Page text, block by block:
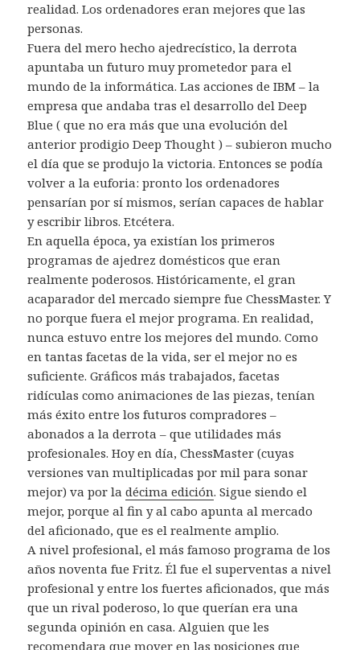
realidad. Los ordenadores eran mejores que las
personas.
Fuera del mero hecho ajedrecístico, la derrota
apuntaba un futuro muy prometedor para el
mundo de la informática. Las acciones de IBM – la
empresa que andaba tras el desarrollo del Deep
Blue ( que no era más que una evolución del
anterior prodigio Deep Thought ) – subieron mucho
el día que se produjo la victoria. Entonces se podía
volver a la euforia: pronto los ordenadores
pensarían por sí mismos, serían capaces de hablar
y escribir libros. Etcétera.
En aquella época, ya existían los primeros
programas de ajedrez domésticos que eran
realmente poderosos. Históricamente, el gran
acaparador del mercado siempre fue ChessMaster. Y
no porque fuera el mejor programa. En realidad,
nunca estuvo entre los mejores del mundo. Como
en tantas facetas de la vida, ser el mejor no es
suficiente. Gráficos más trabajados, facetas
ridículas como animaciones de las piezas, tenían
más éxito entre los futuros compradores –
abonados a la derrota – que utilidades más
profesionales. Hoy en día, ChessMaster (cuyas
versiones van multiplicadas por mil para sonar
mejor) va por ladécima edición. Sigue siendo el
mejor, porque al fin y al cabo apunta al mercado
del aficionado, que es el realmente amplio.
A nivel profesional, el más famoso programa de los
años noventa fue Fritz. Él fue el superventas a nivel
profesional y entre los fuertes aficionados, que más
que un rival poderoso, lo que querían era una
segunda opinión en casa. Alguien que les
recomendara que mover en las posiciones que